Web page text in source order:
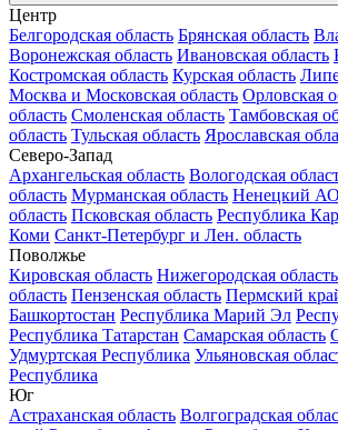
Центр
Белгородская область Брянская область
Воронежская область Ивановская область
Костромская область Курская область
Москва и Московская область Орловская
область Смоленская область Тамбовская
область Тульская область Ярославская
Северо-Запад
Архангельская область Вологодская
область Мурманская область Ненецкий АО
область Псковская область Республика
Коми Санкт-Петербург и Лен. область
Поволжье
Кировская область Нижегородская область
область Пензенская область Пермский
Башкортостан Республика Марий Эл
Республика Татарстан Самарская область
Удмуртская Республика Ульяновская
Республика
Юг
Астраханская область Волгоградская